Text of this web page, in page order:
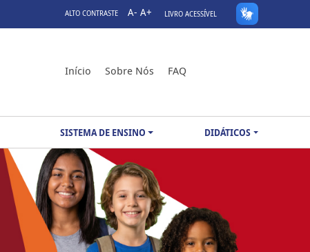
ALTO CONTRASTE A- A+ LIVRO ACESSÍVEL
Início Sobre Nós FAQ
SISTEMA DE ENSINO DIDÁTICOS